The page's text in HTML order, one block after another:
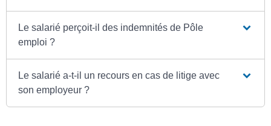
Le salarié perçoit-il des indemnités de Pôle
emploi ?
Le salarié a-t-il un recours en cas de litige avec
son employeur ?